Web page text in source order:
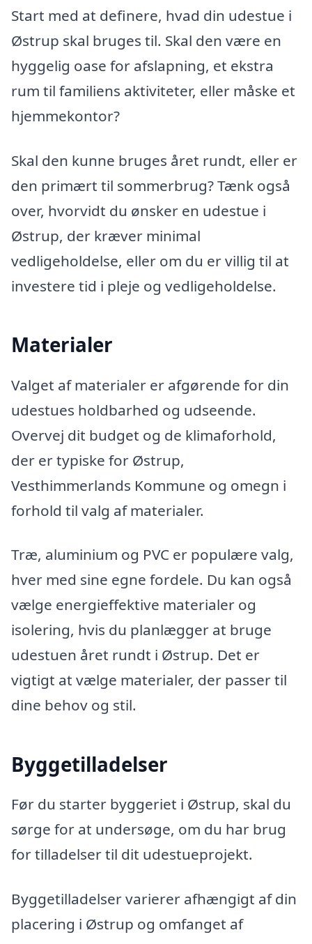
Start med at definere, hvad din udestue i
Østrup skal bruges til. Skal den være en
hyggelig oase for afslapning, et ekstra
rum til familiens aktiviteter, eller måske et
hjemmekontor?
Skal den kunne bruges året rundt, eller er
den primært til sommerbrug? Tænk også
over, hvorvidt du ønsker en udestue i
Østrup, der kræver minimal
vedligeholdelse, eller om du er villig til at
investere tid i pleje og vedligeholdelse.
Materialer
Valget af materialer er afgørende for din
udestues holdbarhed og udseende.
Overvej dit budget og de klimaforhold,
der er typiske for Østrup,
Vesthimmerlands Kommune og omegn i
forhold til valg af materialer.
Træ, aluminium og PVC er populære valg,
hver med sine egne fordele. Du kan også
vælge energieffektive materialer og
isolering, hvis du planlægger at bruge
udestuen året rundt i Østrup. Det er
vigtigt at vælge materialer, der passer til
dine behov og stil.
Byggetilladelser
Før du starter byggeriet i Østrup, skal du
sørge for at undersøge, om du har brug
for tilladelser til dit udestueprojekt.
Byggetilladelser varierer afhængigt af din
placering i Østrup og omfanget af